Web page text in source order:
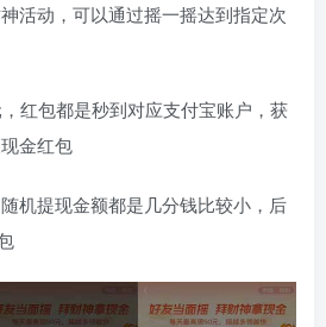
活动，可以通过摇一摇达到指定次
红包都是秒到对应支付宝账户，获
金红包
机提现金额都是几分钱比较小，后